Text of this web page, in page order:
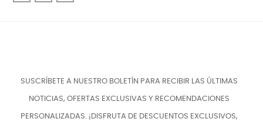
SUSCRÍBETE A NUESTRO BOLETÍN PARA RECIBIR LAS ÚLTIMAS
NOTICIAS, OFERTAS EXCLUSIVAS Y RECOMENDACIONES
PERSONALIZADAS. ¡DISFRUTA DE DESCUENTOS EXCLUSIVOS,